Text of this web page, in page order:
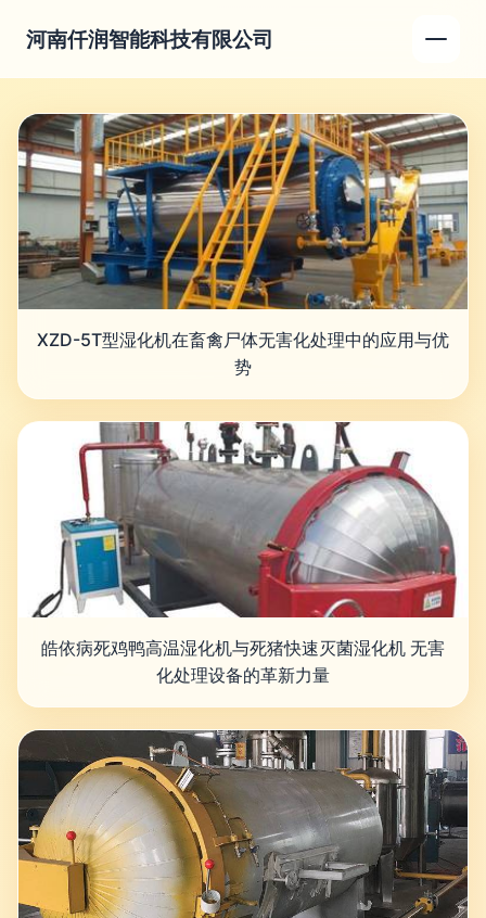
河南仟润智能科技有限公司
XZD-5T型湿化机在畜禽尸体无害化处理中的应用与优
势
皓依病死鸡鸭高温湿化机与死猪快速灭菌湿化机 无害
化处理设备的革新力量